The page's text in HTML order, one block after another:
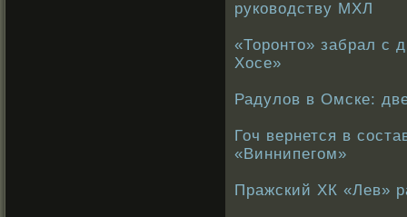
руководству МХЛ
«Торонто» забрал с
Хосе»
Радулов в Омске:
Гоч вернется в
«Виннипегом»
Пражский ХК «Лев»